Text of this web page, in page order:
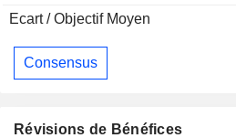
Ecart / Objectif Moyen
Consensus
Révisions de Bénéfices